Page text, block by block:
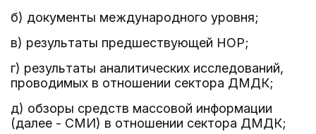
б) документы международного уровня;
в) результаты предшествующей НОР;
г) результаты аналитических исследований,
проводимых в отношении сектора ДМДК;
д) обзоры средств массовой информации
(далее - СМИ) в отношении сектора ДМДК;